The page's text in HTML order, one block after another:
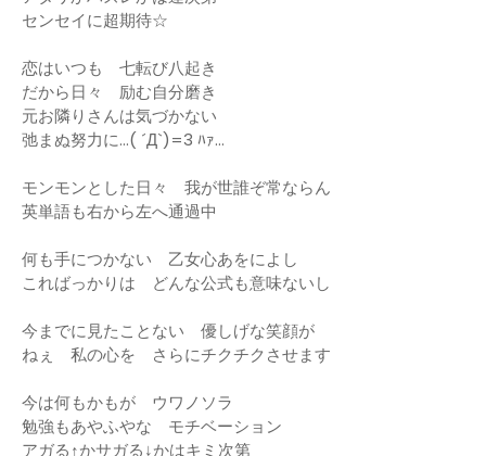
センセイに超期待☆
恋はいつも 七転び八起き
だから日々 励む自分磨き
元お隣りさんは気づかない
弛まぬ努力に…( ´Д`)=3 ﾊｧ…
モンモンとした日々 我が世誰ぞ常ならん
英単語も右から左へ通過中
何も手につかない 乙女心あをによし
こればっかりは どんな公式も意味ないし
今までに見たことない 優しげな笑顔が
ねぇ 私の心を さらにチクチクさせます
今は何もかもが ウワノソラ
勉強もあやふやな モチベーション
アガる↑かサガる↓かはキミ次第